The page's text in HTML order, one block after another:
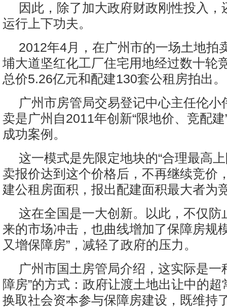
因此，除了加大政府财政刚性投入，
运行上下功夫。
2012年4月，在广州市的一场土地拍
埔大道坚红化工厂住宅用地经过数十轮
总价5.26亿元和配建130套公租房拍出。
广州市房管局交易登记中心主任伦小
卖是广州自2011年创新“限地价、竞配
成功案例。
这一模式是先限定地块的“合理最高
卖报价达到这个价格后，不再继续竞价
建公租房面积，报出配建面积最大者为
这在全国是一大创新。以此，不仅防
来的市场冲击，也曲线增加了保障房规
又增保障房”，减轻了政府的压力。
广州市国土房管局介绍，这实际是一
障房”的方式：政府让渡土地出让中的
换取社会资本参与保障房建设，既维持